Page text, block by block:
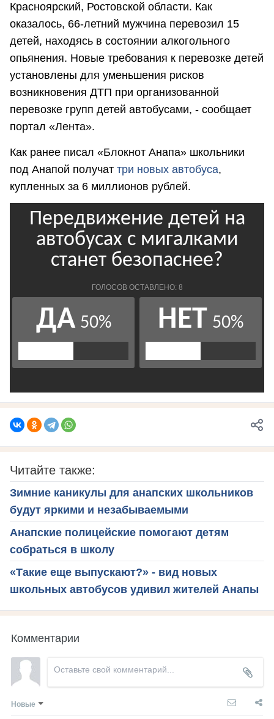
Красноярский, Ростовской области. Как
оказалось, 66-летний мужчина перевозил 15
детей, находясь в состоянии алкогольного
опьянения. Новые требования к перевозке детей
установлены для уменьшения рисков
возникновения ДТП при организованной
перевозке групп детей автобусами, - сообщает
портал «Лента».
Как ранее писал «Блокнот Анапа» школьники
под Анапой получат три новых автобуса,
купленных за 6 миллионов рублей.
Читайте также:
Зимние каникулы для анапских школьников
будут яркими и незабываемыми
Анапские полицейские помогают детям
собраться в школу
«Такие еще выпускают?» - вид новых
школьных автобусов удивил жителей Анапы
Комментарии
Новые